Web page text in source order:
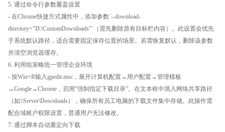
5. 通过命令行参数覆盖设置
- 在Chrome快捷方式属性中，添加参数`--download-
directory="D:\CustomDownloads"`（需先删除原有目标栏内容）。此设置会优先
于系统默认路径，适合需要固定保存位置的场景。若需恢复默认，删除该参数
并清空浏览器缓存。
6. 利用组策略统一管理企业环境
- 按Win+R输入gpedit.msc，展开计算机配置→用户配置→管理模板
→Google→Chrome，启用“强制指定下载目录”。在文本框中填入网络共享路径
（如\\Server\Downloads），确保所有员工电脑的下载文件集中存储。此操作需
配合域账户权限设置，普通用户无法修改。
7. 通过脚本自动重定向下载